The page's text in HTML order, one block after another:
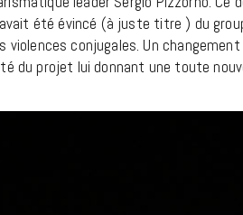
été évincé (à juste titre ) du
conjugales. Un
du projet lui donnant une toute